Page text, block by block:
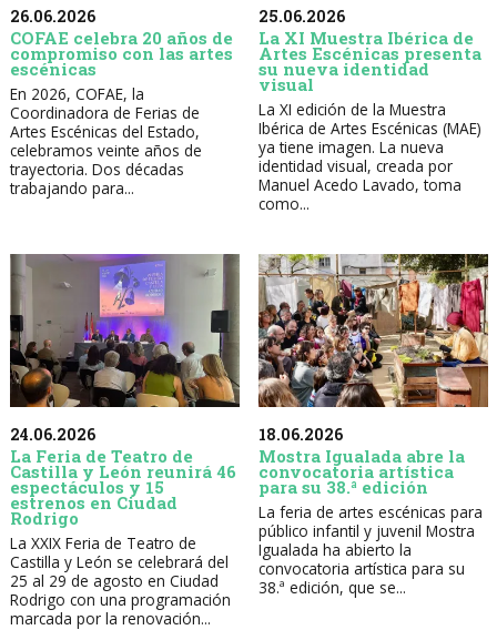
26.06.2026
COFAE celebra 20 años de
compromiso con las artes
escénicas
En 2026, COFAE, la
Coordinadora de Ferias de
Artes Escénicas del Estado,
celebramos veinte años de
trayectoria. Dos décadas
trabajando para...
25.06.2026
La XI Muestra Ibérica de
Artes Escénicas presenta
su nueva identidad
visual
La XI edición de la Muestra
Ibérica de Artes Escénicas (MAE)
ya tiene imagen. La nueva
identidad visual, creada por
Manuel Acedo Lavado, toma
como...
24.06.2026
La Feria de Teatro de
Castilla y León reunirá 46
espectáculos y 15
estrenos en Ciudad
Rodrigo
La XXIX Feria de Teatro de
Castilla y León se celebrará del
25 al 29 de agosto en Ciudad
Rodrigo con una programación
marcada por la renovación...
18.06.2026
Mostra Igualada abre la
convocatoria artística
para su 38.ª edición
La feria de artes escénicas para
público infantil y juvenil Mostra
Igualada ha abierto la
convocatoria artística para su
38.ª edición, que se...